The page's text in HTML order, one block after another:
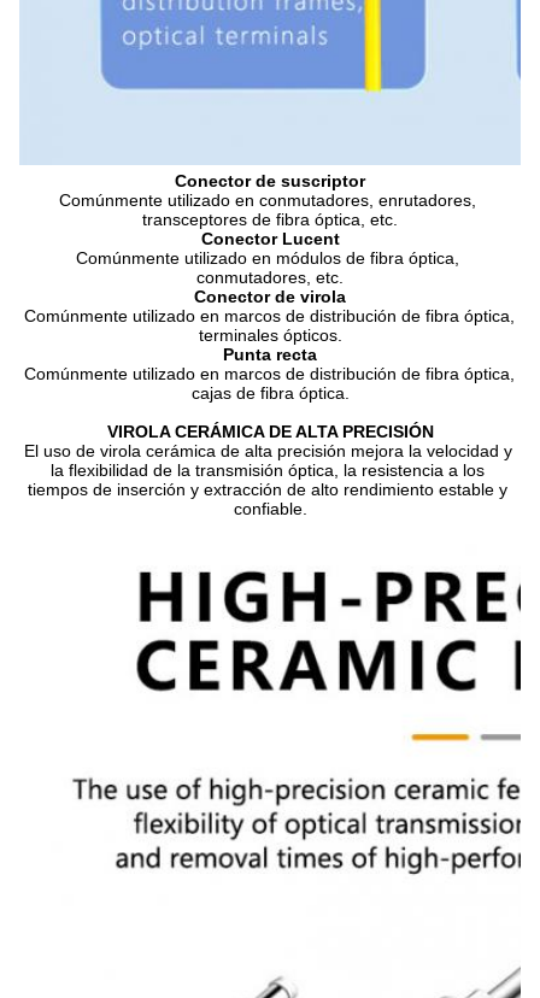
Conector de suscriptor
Comúnmente utilizado en conmutadores, enrutadores,
transceptores de fibra óptica, etc.
Conector Lucent
Comúnmente utilizado en módulos de fibra óptica,
conmutadores, etc.
Conector de virola
Comúnmente utilizado en marcos de distribución de fibra óptica,
terminales ópticos.
Punta recta
Comúnmente utilizado en marcos de distribución de fibra óptica,
cajas de fibra óptica.
VIROLA CERÁMICA DE ALTA PRECISIÓN
El uso de virola cerámica de alta precisión mejora la velocidad y
la flexibilidad de la transmisión óptica, la resistencia a los
tiempos de inserción y extracción de alto rendimiento estable y
confiable.